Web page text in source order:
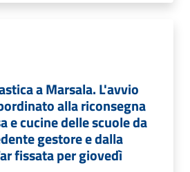
a Marsala. L'avvio
alla riconsegna
e cucine delle scuole da
gestore e dalla
fissata per giovedì